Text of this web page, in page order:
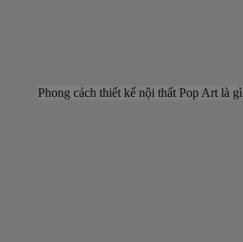
Phong cách thiết kế nội thất Pop Art là gì